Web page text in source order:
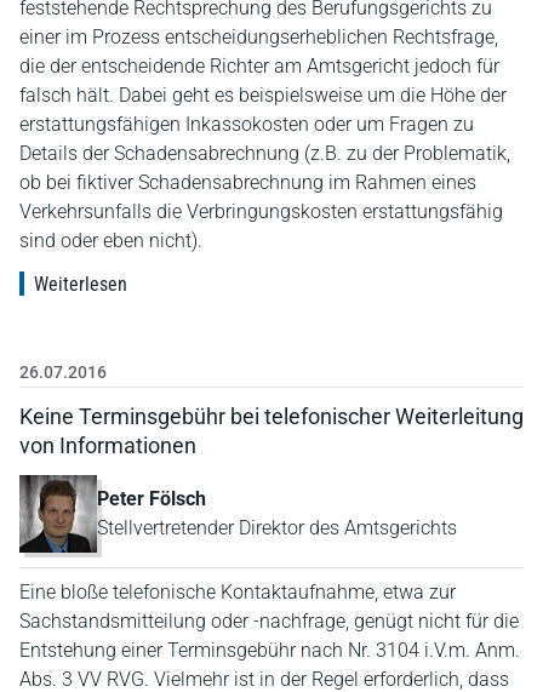
feststehende Rechtsprechung des Berufungsgerichts zu
einer im Prozess entscheidungserheblichen Rechtsfrage,
die der entscheidende Richter am Amtsgericht jedoch für
falsch hält. Dabei geht es beispielsweise um die Höhe der
erstattungsfähigen Inkassokosten oder um Fragen zu
Details der Schadensabrechnung (z.B. zu der Problematik,
ob bei fiktiver Schadensabrechnung im Rahmen eines
Verkehrsunfalls die Verbringungskosten erstattungsfähig
sind oder eben nicht).
Weiterlesen
26.07.2016
Keine Terminsgebühr bei telefonischer Weiterleitung
von Informationen
Peter Fölsch
Stellvertretender Direktor des Amtsgerichts
Eine bloße telefonische Kontaktaufnahme, etwa zur
Sachstandsmitteilung oder -nachfrage, genügt nicht für die
Entstehung einer Terminsgebühr nach Nr. 3104 i.V.m. Anm.
Abs. 3 VV RVG. Vielmehr ist in der Regel erforderlich, dass